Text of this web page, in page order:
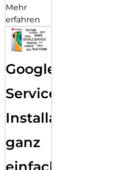
Mehr
erfahren
Google
Services
Installation
ganz